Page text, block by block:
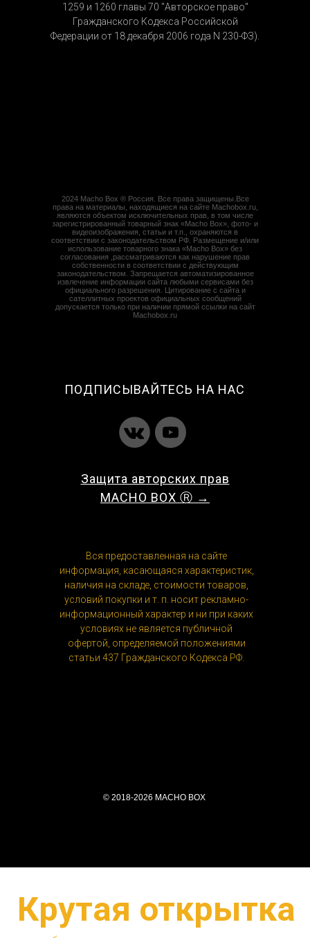
© 2018-2026 MACHO BOX
2024 Macho Box ® Россия. Все права защищены.Все
права на материалы, находящиеся на сайте Machobox.ru,
являются объектом исключительных прав, в том числе
зарегистрированный товарный знак «Macho Box», фото- и
видеоизображения, статьи и т.п., охраняются в
соответствии с законодательством РФ. Размещение и/или
использование товарного знака «Macho Box» без
согласования ,рассматриваются как нарушение прав
собственности в соответствии с действующим
законодательством. Запрещается автоматизированное
извлечение информации сайта любыми сервисами без
официального разрешения. Цитирование с сайта и
сателлитных проектов официальных сообщений
допускается только при наличии прямой ссылки на сайт
Machobox.ru
ПОДПИСЫВАЙТЕСЬ НА НАС
1259 и 1260 главы 70 "Авторское право"
Гражданского Кодекса Российской
Федерации от 18 декабря 2006 года N 230-ФЗ).
Защита авторских прав
MACHO BOX Ⓡ →
Вся предоставленная на сайте
информация, касающаяся характеристик,
наличия на складе, стоимости товаров,
условий покупки и т. п. носит рекламно-
информационный характер и ни при каких
условиях не является публичной
офертой, определяемой положениями
статьи 437 Гражданского Кодекса РФ.
Крутая открытка